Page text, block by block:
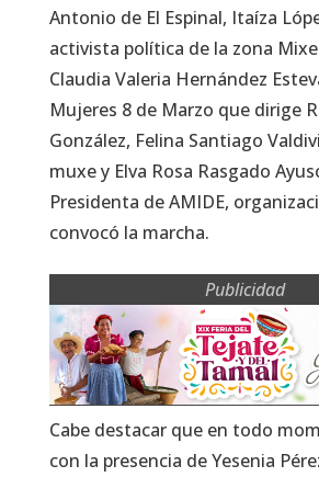
Antonio de El Espinal, Itaíza
activista política de la zona
Claudia Valeria Hernández
Mujeres 8 de Marzo que dirige
González, Felina Santiago
muxe y Elva Rosa Rasgado
Presidenta de AMIDE,
convocó la marcha.
Publicidad
Cabe destacar que en todo
con la presencia de Yesenia